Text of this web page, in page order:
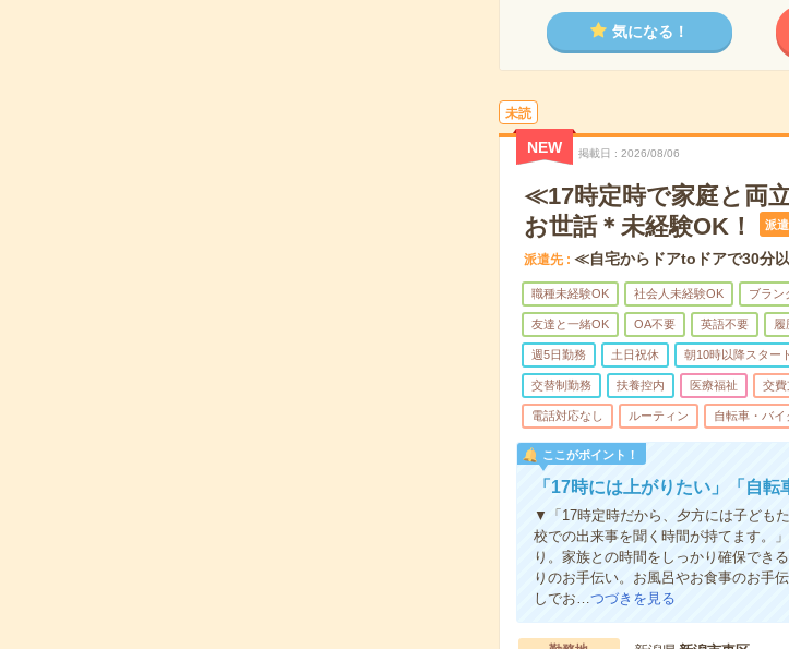
気になる！
未読
NEW 掲載日 2026/08/06
≪17時定時で家庭と両
お世話＊未経験OK！
派遣
派遣先 ≪自宅からドアtoドアで30分
職種未経験OK 社会人未経験OK ブラン
友達と一緒OK OA不要 英語不要 履
週5日勤務 土日祝休 朝10時以降スタート
交替制勤務 扶養控内 医療福祉 交費
電話対応なし ルーティン 自転車・バイ
ここがポイント！
「17時には上がりたい」「自
▼「17時定時だから、夕方には子ども
校での出来事を聞く時間が持てます。
り。家族との時間をしっかり確保でき
りのお手伝い。お風呂やお食事のお手
しでお…つづきを見る